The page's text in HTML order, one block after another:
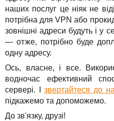
наших послуг це ніяк не
потрібна для VPN або
зовнішні адреси будуть і у
— отже, потрібно буде
одну адресу.
Ось, власне, і все.
водночас ефективний
сервері. Ізвертайтеся до
підкажемо та допоможемо.
До зв'язку, друзі!